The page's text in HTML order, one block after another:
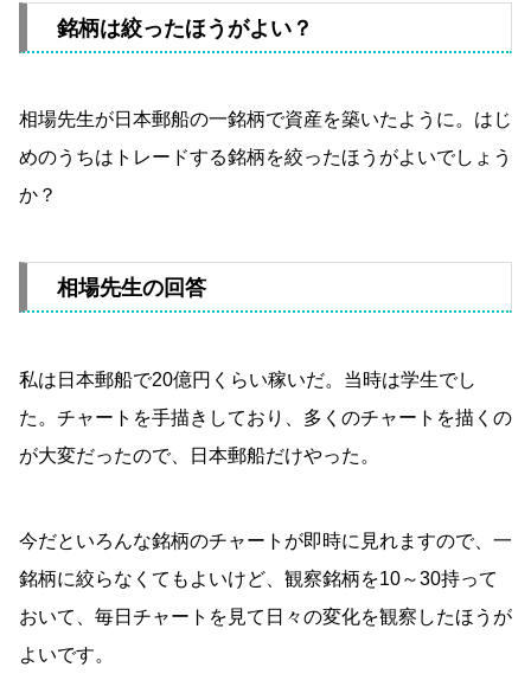
銘柄は絞ったほうがよい？
相場先生が日本郵船の一銘柄で資産を築いたように。はじ
めのうちはトレードする銘柄を絞ったほうがよいでしょう
か？
相場先生の回答
私は日本郵船で20億円くらい稼いだ。当時は学生でし
た。チャートを手描きしており、多くのチャートを描くの
が大変だったので、日本郵船だけやった。
今だといろんな銘柄のチャートが即時に見れますので、一
銘柄に絞らなくてもよいけど、観察銘柄を10～30持って
おいて、毎日チャートを見て日々の変化を観察したほうが
よいです。